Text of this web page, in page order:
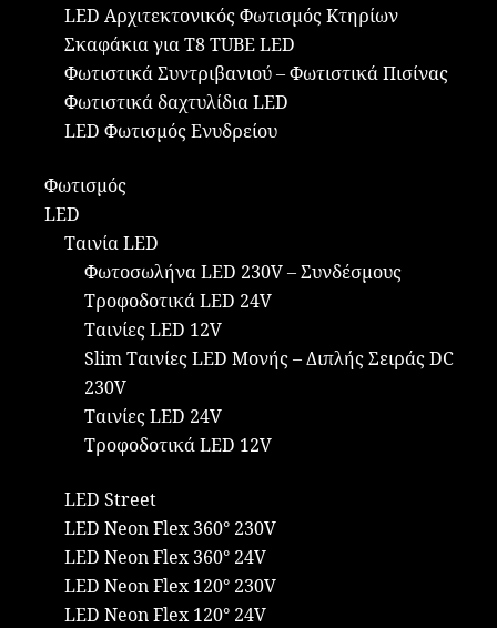
LED Αρχιτεκτονικός Φωτισμός Κτηρίων
Σκαφάκια για Τ8 ΤUBE LED
Φωτιστικά Συντριβανιού – Φωτιστικά Πισίνας
Φωτιστικά δαχτυλίδια LED
LED Φωτισμός Ενυδρείου
Φωτισμός
LED
Ταινία LED
Φωτοσωλήνα LED 230V – Συνδέσμους
Τροφοδοτικά LED 24V
Ταινίες LED 12V
Slim Ταινίες LED Μονής – Διπλής Σειράς DC
230V
Ταινίες LED 24V
Τροφοδοτικά LED 12V
LED Street
LED Neon Flex 360° 230V
LED Neon Flex 360° 24V
LED Neon Flex 120° 230V
LED Neon Flex 120° 24V